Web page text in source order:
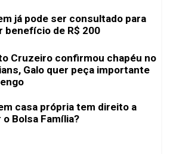
já pode ser consultado para
benefício de R$ 200
Cruzeiro confirmou chapéu no
Galo quer peça importante
casa própria tem direito a
Bolsa Família?